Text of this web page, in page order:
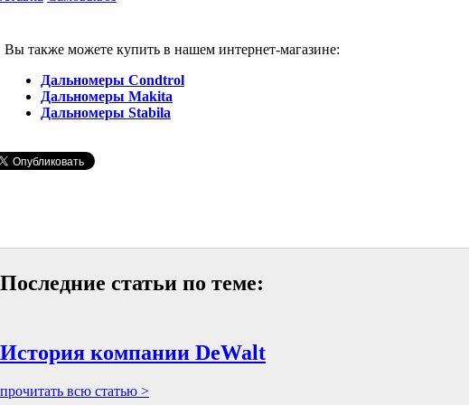
Вы также можете купить в нашем интернет-магазине:
Дальномеры Condtrol
Дальномеры Makita
Дальномеры Stabila
Последние статьи по теме:
История компании DeWalt
прочитать всю статью >